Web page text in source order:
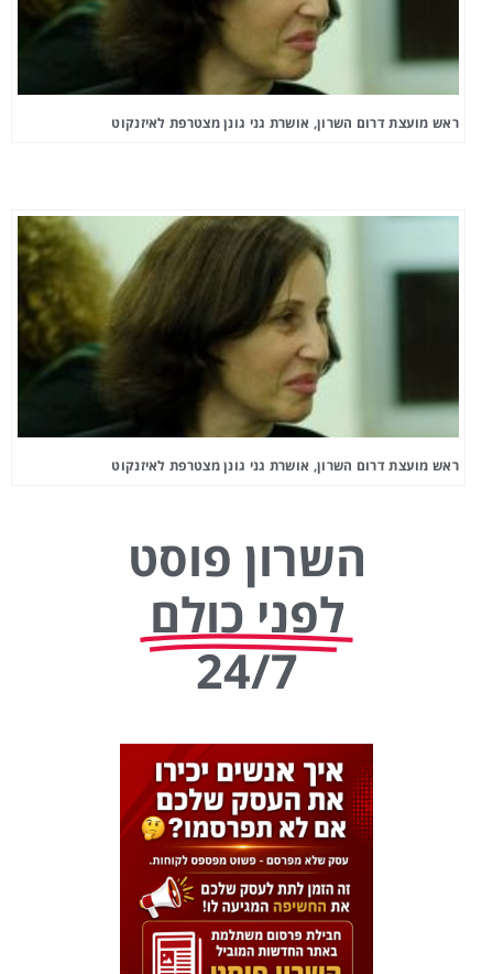
ראש מועצת דרום השרון, אושרת גני גונן מצטרפת לאיזנקוט
ראש מועצת דרום השרון, אושרת גני גונן מצטרפת לאיזנקוט
השרון פוסט
לפני כולם
24/7